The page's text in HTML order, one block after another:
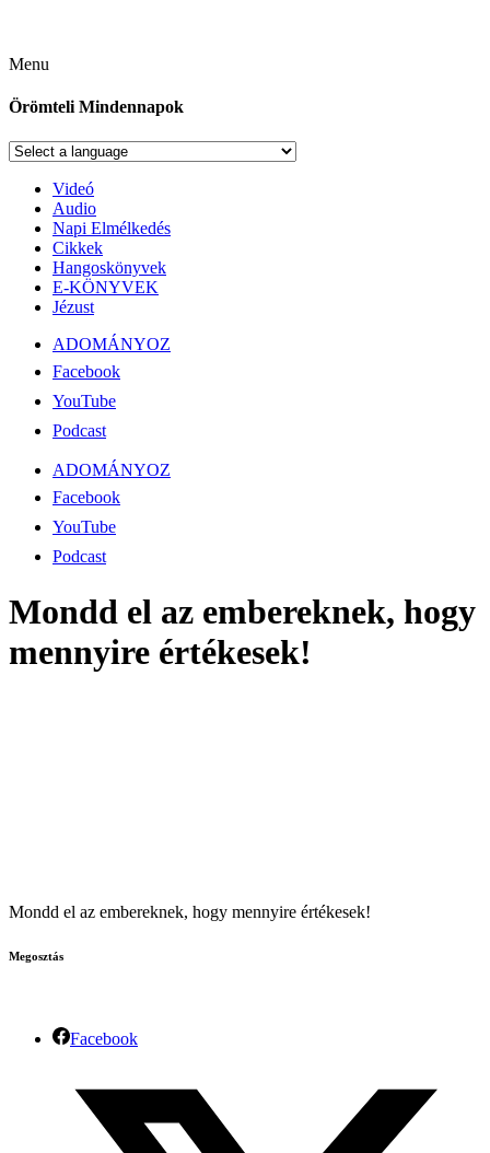
Menu
Örömteli Mindennapok
Videó
Audio
Napi Elmélkedés
Cikkek
Hangoskönyvek
E-KÖNYVEK
Jézust
ADOMÁNYOZ
Facebook
YouTube
Podcast
ADOMÁNYOZ
Facebook
YouTube
Podcast
Mondd el az embereknek, hogy
mennyire értékesek!
Mondd el az embereknek, hogy mennyire értékesek!
Megosztás
Facebook